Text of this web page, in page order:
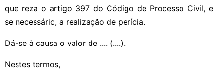
que reza o artigo 397 do Código de Processo Civil, e
se necessário, a realização de perícia.
Dá-se à causa o valor de .... (....).
Nestes termos,